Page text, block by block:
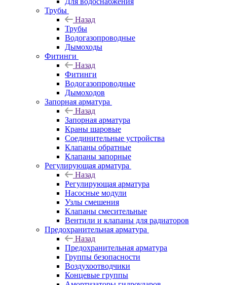
Трубы
Назад
Трубы
Водогазопроводные
Дымоходы
Фитинги
Назад
Фитинги
Водогазопроводные
Дымоходов
Запорная арматура
Назад
Запорная арматура
Краны шаровые
Соединительные устройства
Клапаны обратные
Клапаны запорные
Регулирующая арматура
Назад
Регулирующая арматура
Насосные модули
Узлы смешения
Клапаны смесительные
Вентили и клапаны для радиаторов
Предохранительная арматура
Назад
Предохранительная арматура
Группы безопасности
Воздухоотводчики
Концевые группы